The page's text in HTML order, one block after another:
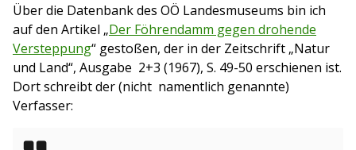
Über die Datenbank des OÖ Landesmuseums bin ich
auf den Artikel „Der Föhrendamm gegen drohende
Versteppung“ gestoßen, der in der Zeitschrift „Natur
und Land“, Ausgabe 2+3 (1967), S. 49-50 erschienen ist.
Dort schreibt der (nicht namentlich genannte)
Verfasser: